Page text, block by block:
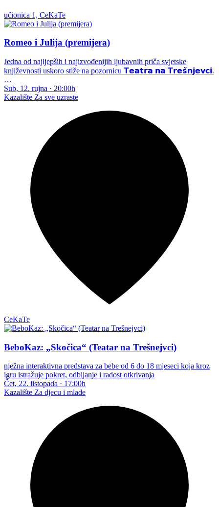
učionica 1, CeKaTe
Romeo i Julija (premijera)
Jedna od najljepših i najizvođenijih ljubavnih priča svjetske
književnosti uskoro stiže na pozornicu 𝗧𝗲𝗮𝘁𝗿𝗮 𝗻𝗮 𝗧𝗿𝗲𝘀̌𝗻𝗷𝗲𝘃𝗰𝗶.
…
Sub, 12. rujna · 20:00h
Kazalište Za sve uzraste
CeKaTe
BeboKaz: „Skočica“ (Teatar na Trešnejvci)
nježna interaktivna predstava za bebe od 6 do 18 mjeseci koja kroz
igru istražuje pokret, odbijanje i radost otkrivanja
Čet, 22. listopada · 17:00h
Kazalište Za djecu i mlade